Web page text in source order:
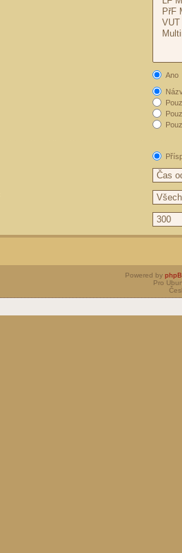
Ano
Powered by
Pro